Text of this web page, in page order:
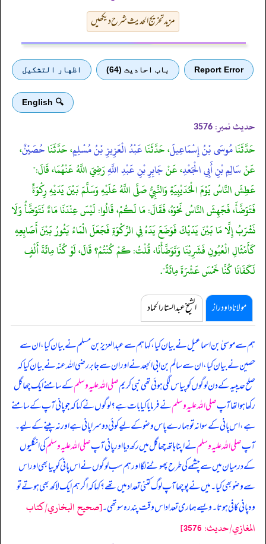
مزید تخریج الحدیث شرح دیکھیں
Report Error باب احادیث (64) اظهار التشكيل
🔍 English
حدیث نمبر: 3576
حَدَّثَنَامُوسَى بْنُ إِسْمَاعِيلَ، حَدَّثَنَاعَبْدُ الْعَزِيزِ بْنُ مُسْلِمٍ، حَدَّثَنَاحُصَيْنٌ،
عَنْسَالِمِ بْنِ أَبِي الْجَعْدِ، عَنْجَابِرِ بْنِ عَبْدِ اللَّهِرَضِيَ اللَّهُ عَنْهُمَا، قَالَ:"
عَطِشَ النَّاسُ يَوْمَ الْحُدَيْبِيَةِ وَالنَّبِيُّ صَلَّى اللَّهُ عَلَيْهِ وَسَلَّمَ بَيْنَ يَدَيْهِ رِكْوَةٌ
فَتَوَضَّأَ، فَجَهِشَ النَّاسُ نَحْوَهُ، فَقَالَ: مَا لَكُمْ، قَالُوا: لَيْسَ عِنْدَنَا مَاءٌ نَتَوَضَّأُ وَلَا
نَشْرَبُ إِلَّا مَا بَيْنَ يَدَيْكَ فَوَضَعَ يَدَهُ فِي الرِّكْوَةِ فَجَعَلَ الْمَاءُ يَثُورُ بَيْنَ أَصَابِعِهِ
كَأَمْثَالِ الْعُيُونِ فَشَرِبْنَا وَتَوَضَّأْنَا، قُلْتُ: كَمْ كُنْتُمْ؟ قَالَ، لَوْ كُنَّا مِائَةَ أَلْفٍ
لَكَفَانَا كُنَّا خَمْسَ عَشْرَةَ مِائَةً".
مولانا داود راز الشیخ عبدالستار الحماد
ہم سے موسیٰ بن اسماعیل نے بیان کیا، کہا ہم سے عبدالعزیز بن مسلم نے بیان کیا، ان سے
حصین نے بیان کیا، ان سے سالم بن ابی الجعد نے اور ان سے جابر رضی اللہ عنہ نے بیان کیا کہ
صلح حدیبیہ کے دن لوگوں کو پیاس لگی ہوئی تھی نبی کریمصلی اللہ علیہ وسلمکے سامنے ایک چھاگل
رکھا ہوا تھا آپصلی اللہ علیہ وسلمنے فرمایا کیا بات ہے؟ لوگوں نے کہا کہ جو پانی آپ کے سامنے
ہے، اس پانی کے سوا نہ تو ہمارے پاس وضو کے لیے کوئی دوسرا پانی ہے اور نہ پینے کے لیے۔
آپصلی اللہ علیہ وسلمنے اپنا ہاتھ چھاگل میں رکھ دیا اور پانی آپصلی اللہ علیہ وسلمکی انگلیوں
کے درمیان میں سے چشمے کی طرح پھوٹنے لگا اور ہم سب لوگوں نے اس پانی کو پیا بھی اور اس
سے وضو بھی کیا۔ میں نے پوچھا آپ لوگ کتنی تعداد میں تھے؟ کہا کہ اگر ہم ایک لاکھ بھی ہوتے تو
وہ پانی کافی ہوتا۔ ویسے ہماری تعداد اس وقت پندرہ سو تھی۔[صحيح البخاري/كتاب
المغازي/حدیث: 3576]